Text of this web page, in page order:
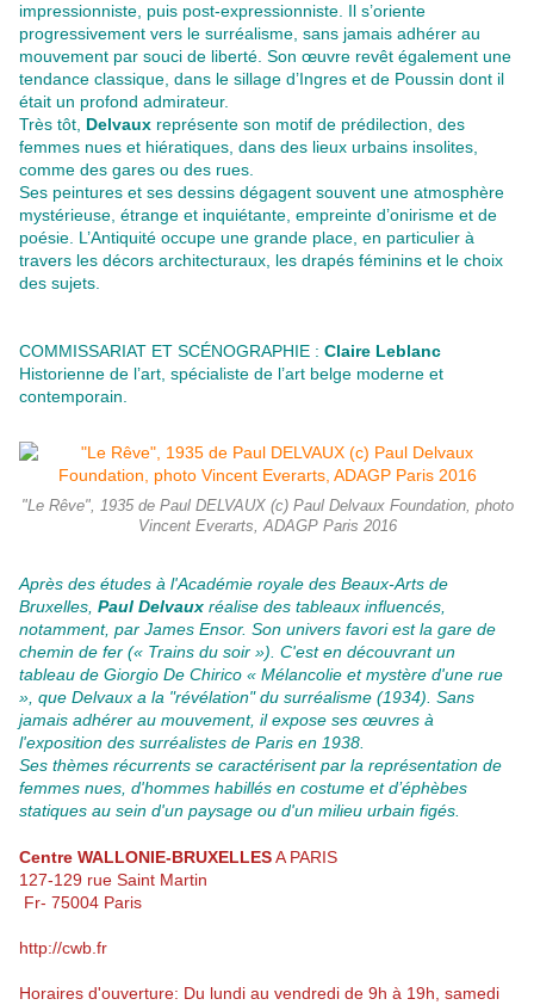
impressionniste, puis post-expressionniste. Il s’oriente
progressivement vers le surréalisme, sans jamais adhérer au
mouvement par souci de liberté. Son œuvre revêt également une
tendance classique, dans le sillage d’Ingres et de Poussin dont il
était un profond admirateur.
Très tôt, Delvaux représente son motif de prédilection, des
femmes nues et hiératiques, dans des lieux urbains insolites,
comme des gares ou des rues.
Ses peintures et ses dessins dégagent souvent une atmosphère
mystérieuse, étrange et inquiétante, empreinte d’onirisme et de
poésie. L’Antiquité occupe une grande place, en particulier à
travers les décors architecturaux, les drapés féminins et le choix
des sujets.
COMMISSARIAT ET SCÉNOGRAPHIE : Claire Leblanc
Historienne de l’art, spécialiste de l’art belge moderne et
contemporain.
"Le Rêve", 1935 de Paul DELVAUX (c) Paul Delvaux Foundation, photo
Vincent Everarts, ADAGP Paris 2016
Après des études à l'Académie royale des Beaux-Arts de
Bruxelles, Paul Delvaux réalise des tableaux influencés,
notamment, par James Ensor. Son univers favori est la gare de
chemin de fer (« Trains du soir »). C'est en découvrant un
tableau de Giorgio De Chirico « Mélancolie et mystère d'une rue
», que Delvaux a la "révélation" du surréalisme (1934). Sans
jamais adhérer au mouvement, il expose ses œuvres à
l'exposition des surréalistes de Paris en 1938.
Ses thèmes récurrents se caractérisent par la représentation de
femmes nues, d'hommes habillés en costume et d’éphèbes
statiques au sein d'un paysage ou d'un milieu urbain figés.
Centre WALLONIE-BRUXELLESA PARIS
127-129 rue Saint Martin
Fr- 75004 Paris
http://cwb.fr
Horaires d'ouverture: Du lundi au vendredi de 9h à 19h, samedi